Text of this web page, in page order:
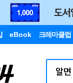
eBook 크레마클럽